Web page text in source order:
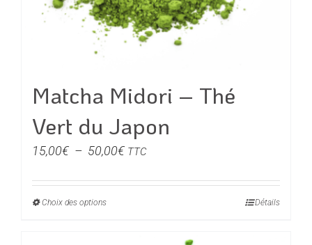
page
du
Matcha Midori – Thé
Vert du Japon
15,00€ – 50,00€Plage
prix :
TTC
Choix des optionsCe
Détails